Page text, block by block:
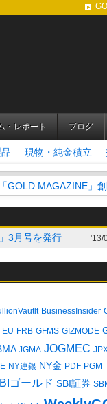
・レポート ブログ
現物・純金積立
GOLD MAGAZINE」創
3月号を発行
'13/
BusinessInsider
EU FRB GFMS GIZMODE
JGMA JOGMEC
NY連銀 NY金 PDF PGM
ゴールド SBI証券